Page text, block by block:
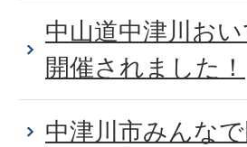
中山道中津川お
開催されました！
中津川市みんな